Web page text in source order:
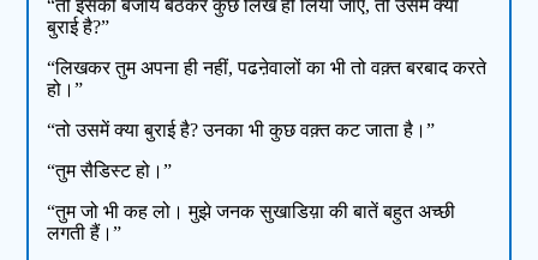
“तो इसकी बजाय बैठकर कुछ लिख ही लिया जाए, तो उसमें क्या
बुराई है?”
“लिखकर तुम अपना ही नहीं, पढऩेवालों का भी तो वक़्त बरबाद करते
हो।”
“तो उसमें क्या बुराई है? उनका भी कुछ वक़्त कट जाता है।”
“तुम सैडिस्ट हो।”
“तुम जो भी कह लो। मुझे जनक सुखाडिय़ा की बातें बहुत अच्छी
लगती हैं।”